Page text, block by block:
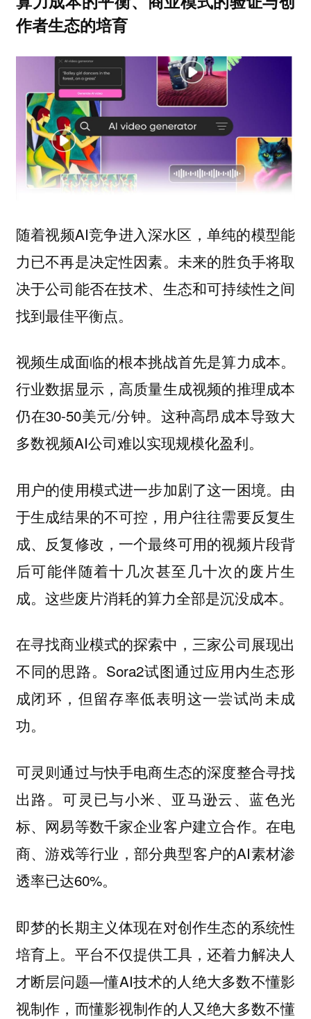
作者生态的培育
随着视频AI竞争进入深水区，单纯的模型能
力已不再是决定性因素。未来的胜负手将取
决于公司能否在技术、生态和可持续性之间
找到最佳平衡点。
视频生成面临的根本挑战首先是算力成本。
行业数据显示，高质量生成视频的推理成本
仍在30-50美元/分钟。这种高昂成本导致大
多数视频AI公司难以实现规模化盈利。
用户的使用模式进一步加剧了这一困境。由
于生成结果的不可控，用户往往需要反复生
成、反复修改，一个最终可用的视频片段背
后可能伴随着十几次甚至几十次的废片生
成。这些废片消耗的算力全部是沉没成本。
在寻找商业模式的探索中，三家公司展现出
不同的思路。Sora2试图通过应用内生态形
成闭环，但留存率低表明这一尝试尚未成
功。
可灵则通过与快手电商生态的深度整合寻找
出路。可灵已与小米、亚马逊云、蓝色光
标、网易等数千家企业客户建立合作。在电
商、游戏等行业，部分典型客户的AI素材渗
透率已达60%。
即梦的长期主义体现在对创作生态的系统性
培育上。平台不仅提供工具，还着力解决人
才断层问题—懂AI技术的人绝大多数不懂影
视制作，而懂影视制作的人又绝大多数不懂